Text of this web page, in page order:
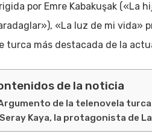
por Emre Kabakuşak («La
«La luz de mi vida»
turca más destacada de la
de la noticia
de la telenovela turca
Seray Kaya, la protagonista de